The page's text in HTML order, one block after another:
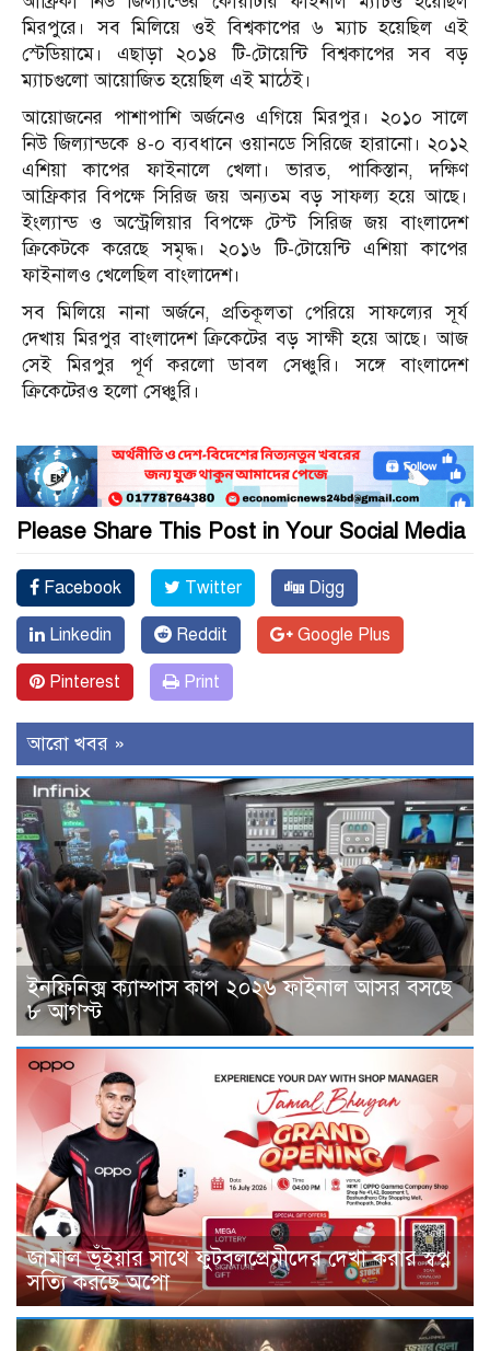
মিরপুরে। সব মিলিয়ে ওই বিশ্বকাপের ৬ ম‌্যাচ হয়েছিল এই
স্টেডিয়ামে। এছাড়া ২০১৪ টি-টোয়েন্টি বিশ্বকাপের সব বড়
ম‌্যাচগুলো আয়োজিত হয়েছিল এই মাঠেই।
আয়োজনের পাশাপাশি অর্জনেও এগিয়ে মিরপুর। ২০১০ সালে
নিউ জিল্যান্ডকে ৪-০ ব্যবধানে ওয়ানডে সিরিজে হারানো। ২০১২
এশিয়া কাপের ফাইনালে খেলা। ভারত, পাকিস্তান, দক্ষিণ
আফ্রিকার বিপক্ষে সিরিজ জয় অন‌্যতম বড় সাফল‌্য হয়ে আছে।
ইংল‌্যান্ড ও অস্ট্রেলিয়ার বিপক্ষে টেস্ট সিরিজ জয় বাংলাদেশ
ক্রিকেটকে করেছে সমৃদ্ধ। ২০১৬ টি-টোয়েন্টি এশিয়া কাপের
ফাইনালও খেলেছিল বাংলাদেশ।
সব মিলিয়ে নানা অর্জনে, প্রতিকূলতা পেরিয়ে সাফল‌্যের সূর্য
দেখায় মিরপুর বাংলাদেশ ক্রিকেটের বড় সাক্ষী হয়ে আছে। আজ
সেই মিরপুর পূর্ণ করলো ডাবল সেঞ্চুরি। সঙ্গে বাংলাদেশ
ক্রিকেটেরও হলো সেঞ্চুরি।
Please Share This Post in Your Social Media
Facebook Twitter Digg
Linkedin Reddit Google Plus
Pinterest Print
আরো খবর »
ইনফিনিক্স ক্যাম্পাস কাপ ২০২৬ ফাইনাল আসর বসছে
৮ আগস্ট
জামাল ভূঁইয়ার সাথে ফুটবলপ্রেমীদের দেখা করার স্বপ্ন
সত্যি করছে অপো